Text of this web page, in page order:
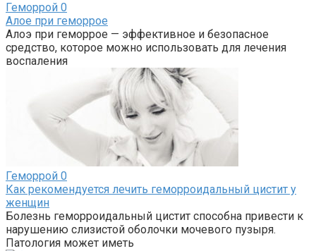
Геморрой 0
Алое при геморрое
Алоэ при геморрое — эффективное и безопасное
средство, которое можно использовать для лечения
воспаления
Геморрой 0
Как рекомендуется лечить геморроидальный цистит у
женщин
Болезнь геморроидальный цистит способна привести к
нарушению слизистой оболочки мочевого пузыря.
Патология может иметь